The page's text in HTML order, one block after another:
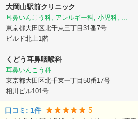
大岡山駅前クリニック
耳鼻いんこう科, アレルギー科, 小児科, ...
東京都大田区北千束三丁目31番7号
ビルド北上1階
くどう耳鼻咽喉科
耳鼻いんこう科
東京都大田区北千束一丁目50番17号
相川ビル101号
口コミ: 1件 5